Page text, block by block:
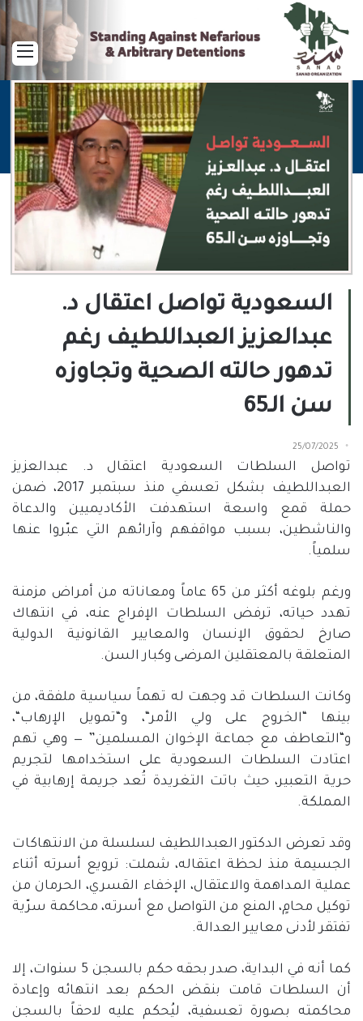
السعودية تواصل اعتقال د.
عبدالعزيز العبداللطيف رغم
تدهور حالته الصحية وتجاوزه
سن الـ65
25/07/2025
تواصل السلطات السعودية اعتقال د. عبدالعزيز
العبداللطيف بشكل تعسفي منذ سبتمبر2017
، ضمن
حملة قمع واسعة استهدفت الأكاديميين والدعاة
والناشطين، بسبب مواقفهم وآرائهم التي عبّروا عنها
سلمياً.
ورغم بلوغه أكثر من65
عاماً ومعاناته من أمراض مزمنة
تهدد حياته، ترفض السلطات الإفراج عنه، في انتهاك
صارخ لحقوق الإنسان والمعايير القانونية الدولية
المتعلقة بالمعتقلين المرضى وكبار السن.
وكانت السلطات قد وجهت له تهماً سياسية ملفقة، من
بينها “الخروج على ولي الأمر“، و“تمويل الإرهاب“،
و“التعاطف مع جماعة الإخوان المسلمين” — وهي تهم
اعتادت السلطات السعودية على استخدامها لتجريم
حرية التعبير، حيث باتت التغريدة تُعد جريمة إرهابية في
المملكة.
وقد تعرض الدكتور العبداللطيف لسلسلة من الانتهاكات
الجسيمة منذ لحظة اعتقاله، شملت: ترويع أسرته أثناء
عملية المداهمة والاعتقال، الإخفاء القسري، الحرمان من
توكيل محامٍ، المنع من التواصل مع أسرته، محاكمة سرّية
تفتقر لأدنى معايير العدالة.
كما أنه في البداية، صدر بحقه حكم بالسجن
سنوات، إلا
أن السلطات قامت بنقض الحكم بعد انتهائه وإعادة
محاكمته بصورة تعسفية، ليُحكم عليه لاحقاً بالسجن